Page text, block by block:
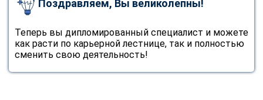
Поздравляем, Вы великолепны!
Теперь вы дипломированный специалист и можете
как расти по карьерной лестнице, так и полностью
сменить свою деятельность!